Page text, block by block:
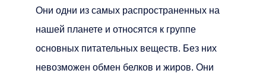
Они одни из самых распространенных на
нашей планете и относятся к группе
основных питательных веществ. Без них
невозможен обмен белков и жиров. Они